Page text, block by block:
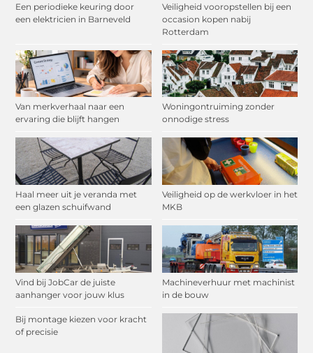
Een periodieke keuring door
een elektricien in Barneveld
Veiligheid vooropstellen bij een
occasion kopen nabij
Rotterdam
Van merkverhaal naar een
ervaring die blijft hangen
Woningontruiming zonder
onnodige stress
Haal meer uit je veranda met
een glazen schuifwand
Veiligheid op de werkvloer in het
MKB
Vind bij JobCar de juiste
aanhanger voor jouw klus
Machineverhuur met machinist
in de bouw
Bij montage kiezen voor kracht
of precisie